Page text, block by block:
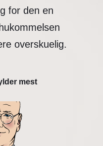
for den en
overskuelig.
mest